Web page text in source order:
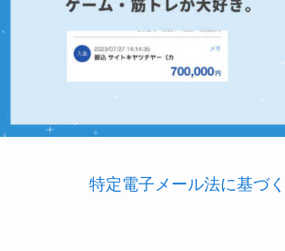
特定電子メール法に基づ